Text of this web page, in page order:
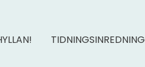
TIDNINGSINREDNING